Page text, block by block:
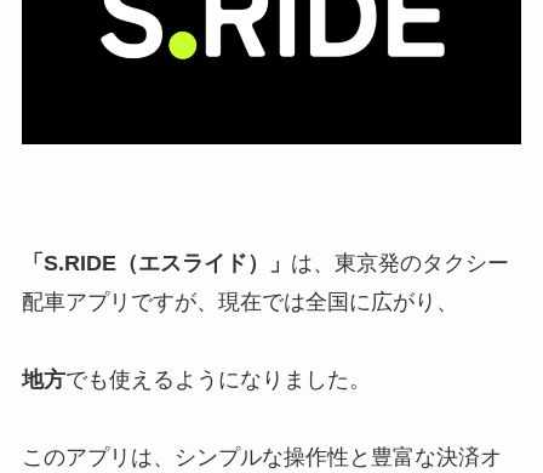
「S.RIDE（エスライド）」 は、東京発のタクシー
配車アプリですが、現在では全国に広がり、
地方でも使えるようになりました。
このアプリは、シンプルな操作性と豊富な決済オ